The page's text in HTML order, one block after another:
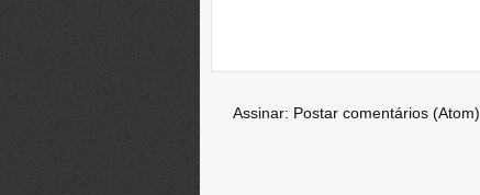
Assinar: Postar comentários (Atom)